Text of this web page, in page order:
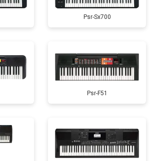
Psr-Sx700
Psr-F51